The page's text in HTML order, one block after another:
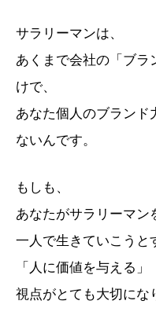
サラリーマンは、
あくまで会社の「ブラ
けで、
あなた個人のブランド
ないんです。
もしも、
あなたがサラリーマン
一人で生きていこうと
「人に価値を与える」
視点がとても大切にな